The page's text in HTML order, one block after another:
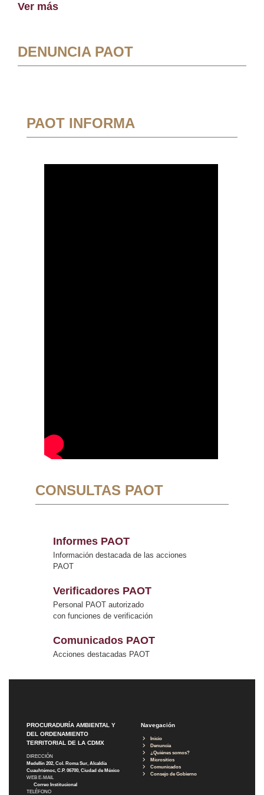
Ver más
DENUNCIA PAOT
PAOT INFORMA
CONSULTAS PAOT
Informes PAOT
Información destacada de las acciones
PAOT
Verificadores PAOT
Personal PAOT autorizado
con funciones de verificación
Comunicados PAOT
Acciones destacadas PAOT
PROCURADURÍA AMBIENTAL Y
DEL ORDENAMIENTO
TERRITORIAL DE LA CDMX
DIRECCIÓN
Medellín 202, Col. Roma Sur, Alcaldía
Cuauhtémoc, C.P. 06700, Ciudad de México
WEB E-MAIL
Correo Institucional
TELÉFONO
Navegación
Inicio
Denuncia
¿Quiénes somos?
Micrositios
Comunicados
Consejo de Gobierno